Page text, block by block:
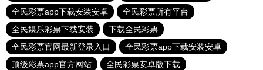
全民彩票app下载安装安卓
全民彩票所有平台
全民娱乐彩票下载安装
下载全民彩票
全民彩票官网最新登录入口
全民彩票app下载安装安卓
顶级彩票app官方网站
全民彩票安卓版下载